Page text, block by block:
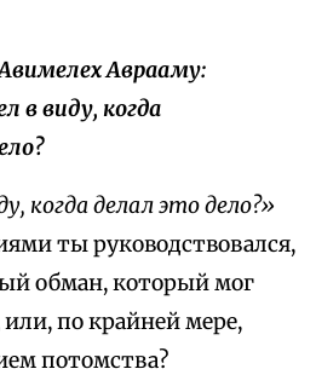
Аврааму:
в виду, когда
когда делал это дело?»
ты руководствовался,
обман, который мог
по крайней мере,
потомства?